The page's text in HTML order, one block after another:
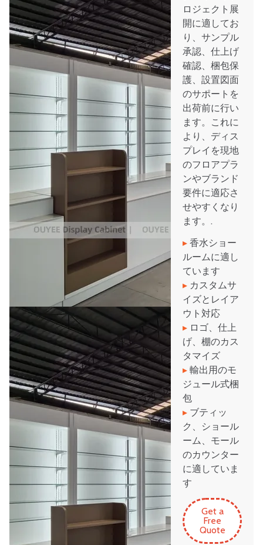
ロジェクト展
開に適してお
り、サンプル
承認、仕上げ
確認、梱包保
護、設置図面
のサポートを
出荷前に行い
ます。これに
より、ディス
プレイを現地
のフロアプラ
ンやブランド
要件に適応さ
せやすくなり
ます。.
▸ 香水ショー
ルームに適し
ています
▸ カスタムサ
イズとレイア
ウト対応
▸ ロゴ、仕上
げ、棚のカス
タマイズ
▸ 輸出用のモ
ジュール式梱
包
▸ ブティッ
ク、ショール
ーム、モール
のカウンター
に適していま
す
Get a
Free
Quote